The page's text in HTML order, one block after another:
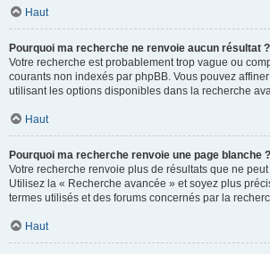
Haut
Pourquoi ma recherche ne renvoie aucun résultat ?
Votre recherche est probablement trop vague ou
courants non indexés par phpBB. Vous pouvez
utilisant les options disponibles dans la recherche
Haut
Pourquoi ma recherche renvoie une page blanche
Votre recherche renvoie plus de résultats que ne
Utilisez la « Recherche avancée » et soyez plus
termes utilisés et des forums concernés par la
Haut